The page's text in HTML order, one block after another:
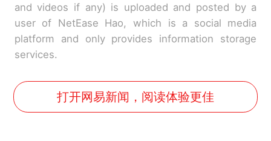
and videos if any) is uploaded and posted by a
user of NetEase Hao, which is a social media
platform and only provides information storage
services.
打开网易新闻，阅读体验更佳